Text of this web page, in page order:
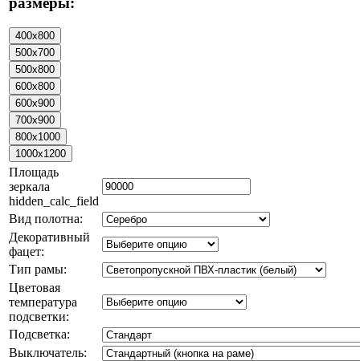
Площадь
зеркала
hidden_calc_field
Вид полотна:
Декоративный
фацет:
Тип рамы:
Цветовая
температура
подсветки:
Подсветка:
Выключатель: